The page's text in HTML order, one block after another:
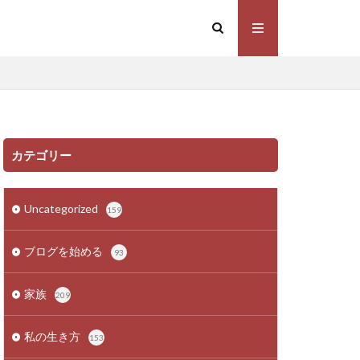
カテゴリー
Uncategorized 159
ブログを始める 93
家族 209
私の生き方 153